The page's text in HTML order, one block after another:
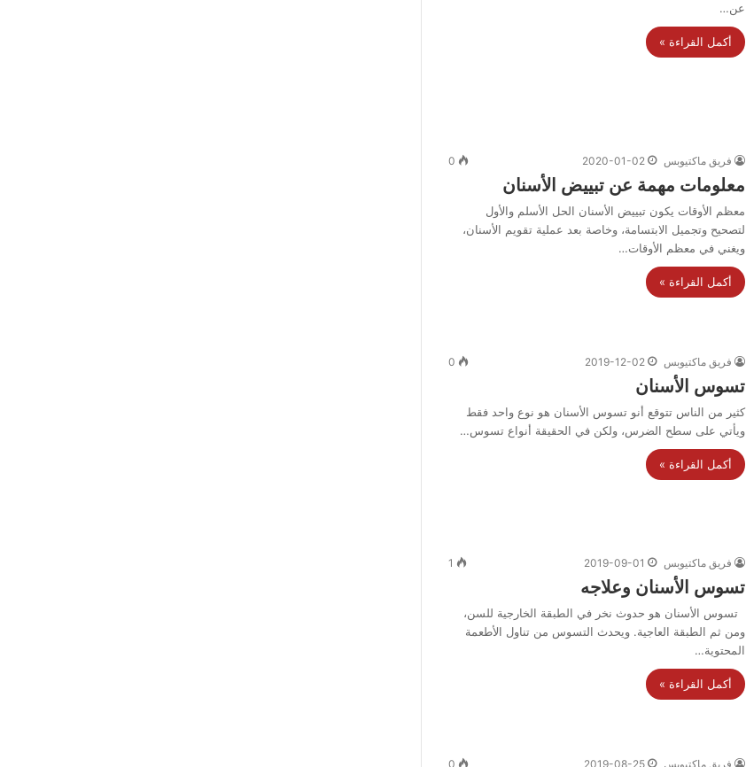
عن…
أكمل القراءة »
فريق ماكتيوبس 2020-01-02
0
معلومات مهمة عن تبييض الأسنان
معظم الأوقات يكون تبييض الأسنان الحل الأسلم والأول
لتصحيح وتجميل الابتسامة، وخاصة بعد عملية تقويم الأسنان،
ويغني في معظم الأوقات…
أكمل القراءة »
فريق ماكتيوبس 2019-12-02
0
تسوس الأسنان
كثير من الناس تتوقع أنو تسوس الأسنان هو نوع واحد فقط
ويأتي على سطح الضرس، ولكن في الحقيقة أنواع تسوس…
أكمل القراءة »
فريق ماكتيوبس 2019-09-01
1
تسوس الأسنان وعلاجه
تسوس الأسنان هو حدوث نخر في الطبقة الخارجية للسن،
ومن ثم الطبقة العاجية. ويحدث التسوس من تناول الأطعمة
المحتوية…
أكمل القراءة »
فريق ماكتيوبس 2019-08-25
0